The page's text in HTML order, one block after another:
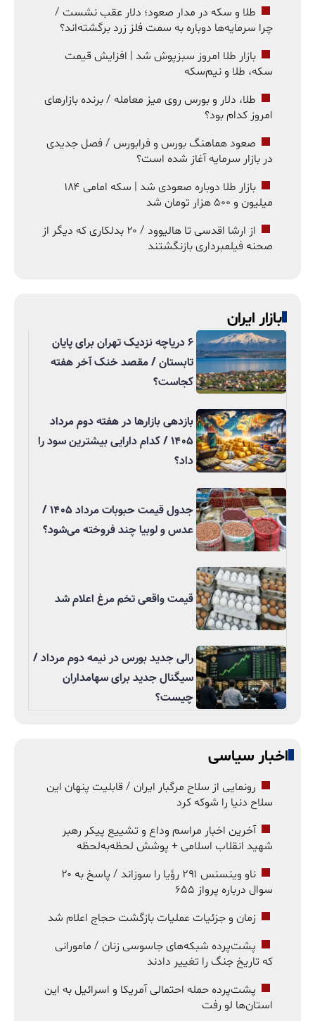
طلا و سکه در مدار صعود؛ دلار عقب نشست /
چرا سرمایه‌ها دوباره به سمت فلز زرد برگشته‌اند؟
بازار طلا امروز سبزپوش شد | افزایش قیمت
سکه، طلا و نیم‌سکه
طلا، دلار و بورس روی میز معامله / برنده بازارهای
امروز کدام بود؟
صعود هماهنگ بورس و فرابورس / فصل جدیدی
در بازار سرمایه آغاز شده است؟
بازار طلا دوباره صعودی شد | سکه امامی ۱۸۴
میلیون و ۵۰۰ هزار تومان شد
از ارشا اقدسی تا هالیوود / ۲۰ بدلکاری که دیگر از
صحنه فیلمبرداری بازنگشتند
بازار ایران
۶ دریاچه نزدیک تهران برای پایان
تابستان / مقصد خنک آخر هفته
کجاست؟
بازدهی بازارها در هفته دوم مرداد
۱۴۰۵ / کدام دارایی بیشترین سود را
داد؟
جدول قیمت حبوبات مرداد ۱۴۰۵ /
عدس و لوبیا چند فروخته می‌شود؟
قیمت واقعی تخم مرغ اعلام شد
رالی جدید بورس در نیمه دوم مرداد /
سیگنال جدید برای سهامداران
چیست؟
اخبار سیاسی
رونمایی از سلاح مرگبار ایران / قابلیت پنهان این
سلاح دنیا را شوکه کرد
آخرین اخبار مراسم وداع و تشییع پیکر رهبر
شهید انقلاب اسلامی + پوشش لحظه‌به‌لحظه
ناو وینسنس ۲۹۱ رؤیا را سوزاند / پاسخ به ۲۰
سوال درباره پرواز ۶۵۵
زمان و جزئیات عملیات بازگشت حجاج اعلام شد
پشت‌پرده شبکه‌های جاسوسی زنان / مامورانی
که تاریخ جنگ را تغییر دادند
پشت‌پرده حمله احتمالی آمریکا و اسرائیل به این
استان‌ها لو رفت